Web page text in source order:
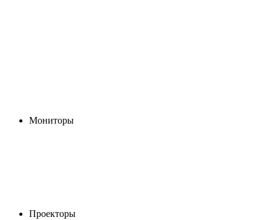
Мониторы
Проекторы